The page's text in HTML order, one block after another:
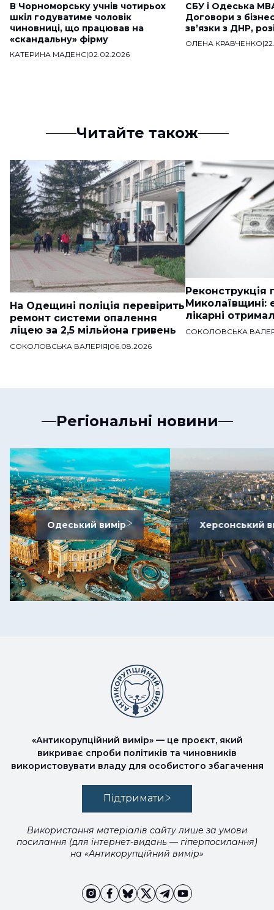
В Чорноморську учнів чотирьох
шкіл годуватиме чоловік
чиновниці, що працював на
«скандальну» фірму
КАТЕРИНА МАДЕНС|02.02.2026
СБУ і Одеська
Договори з
звʼязки з ДНР,
ОЛЕНА КРАВЧЕНКО|
Читайте також
На Одещині поліція перевірить
ремонт системи опалення
ліцею за 2,5 мільйона гривень
СОКОЛОВСЬКА ВАЛЕРІЯ|06.08.2026
Реконструкція
Миколаївщині:
лікарні
СОКОЛОВСЬКА
Регіональні новини
Одеський вимір Херсонський
«Антикорупційний вимір» — це проєкт, який
викриває спроби політиків та чиновників
використовувати владу для особистого збагачення
Підтримати
Використання матеріалів сайту лише за умови
посилання (для інтернет-видань — гіперпосилання)
на «Антикорупційний вимір»